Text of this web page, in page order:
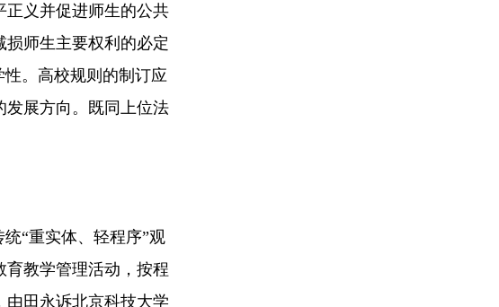
正义并促进师生的公共
师生主要权利的必定
。高校规则的制订应
发展方向。既同上位法
“重实体、轻程序”观
教学管理活动，按程
由田永诉北京科技大学